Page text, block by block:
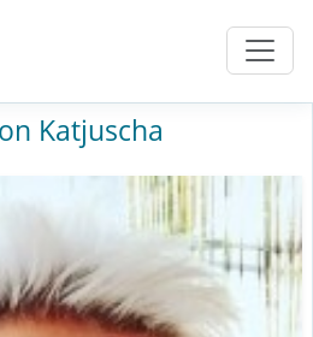
Katjuscha